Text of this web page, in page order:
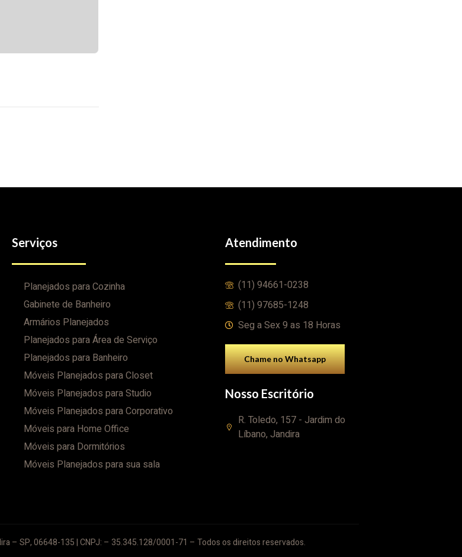
Serviços
Planejados para Cozinha
Gabinete de Banheiro
Armários Planejados
Planejados para Área de Serviço
Planejados para Banheiro
Móveis Planejados para Closet
Móveis Planejados para Studio
Móveis Planejados para Corporativo
Móveis para Home Office
Móveis para Dormitórios
Móveis Planejados para sua sala
Atendimento
(11) 94661-0238
(11) 97685-1248
Seg a Sex 9 as 18 Horas
Chame no Whatsapp
Nosso Escritório
R. Toledo, 157 - Jardim do
Líbano, Jandira
– SP, 06648-135 | CNPJ: – 35.345.128/0001-71 – Todos os direitos reservados.